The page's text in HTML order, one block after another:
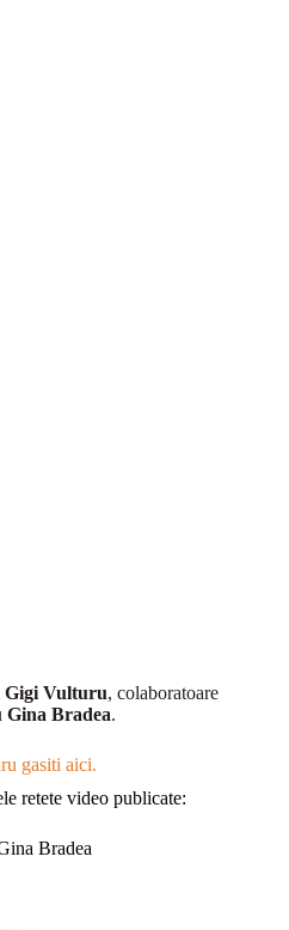
Gigi Vulturu, colaboratoare
Gina Bradea.
gasiti aici.
retete video publicate:
Bradea